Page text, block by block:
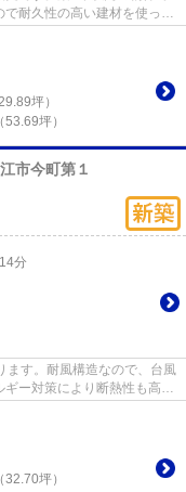
耐久性の高い建材を使って
坪）
坪）
市今町第１
分
ます。耐風構造なので、台風
ー対策により断熱性も高
坪）